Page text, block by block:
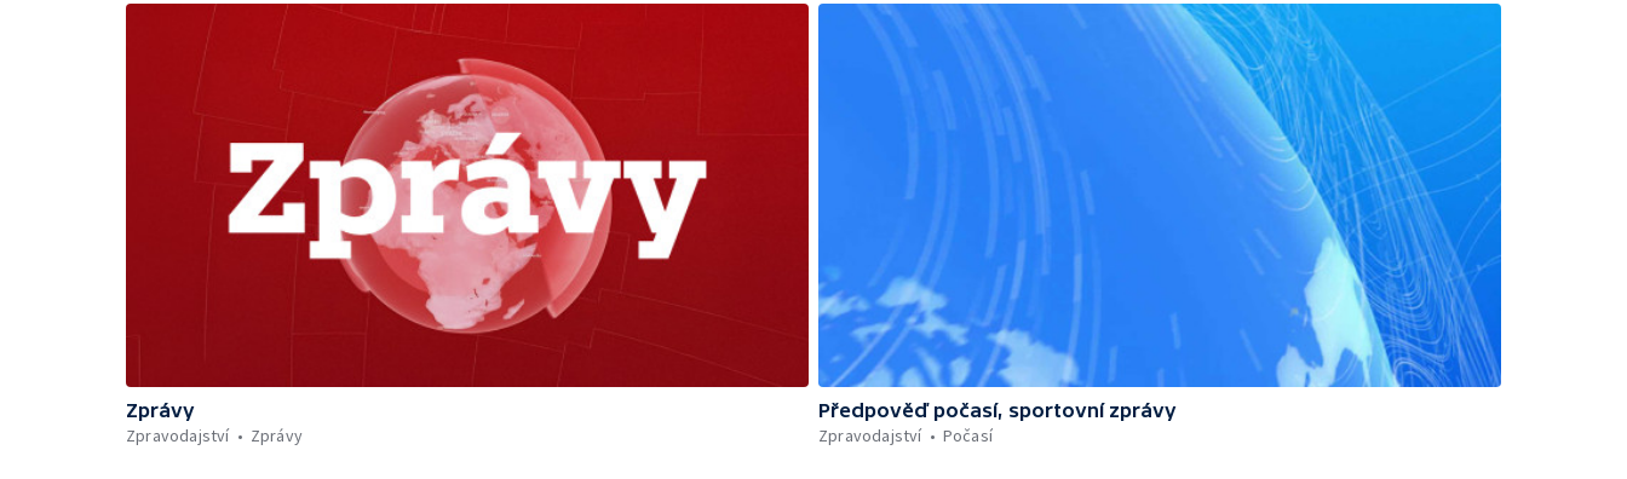
Zprávy
Zpravodajství
Zprávy
Předpověď počasí, sportovní zprávy
Zpravodajství
Počasí